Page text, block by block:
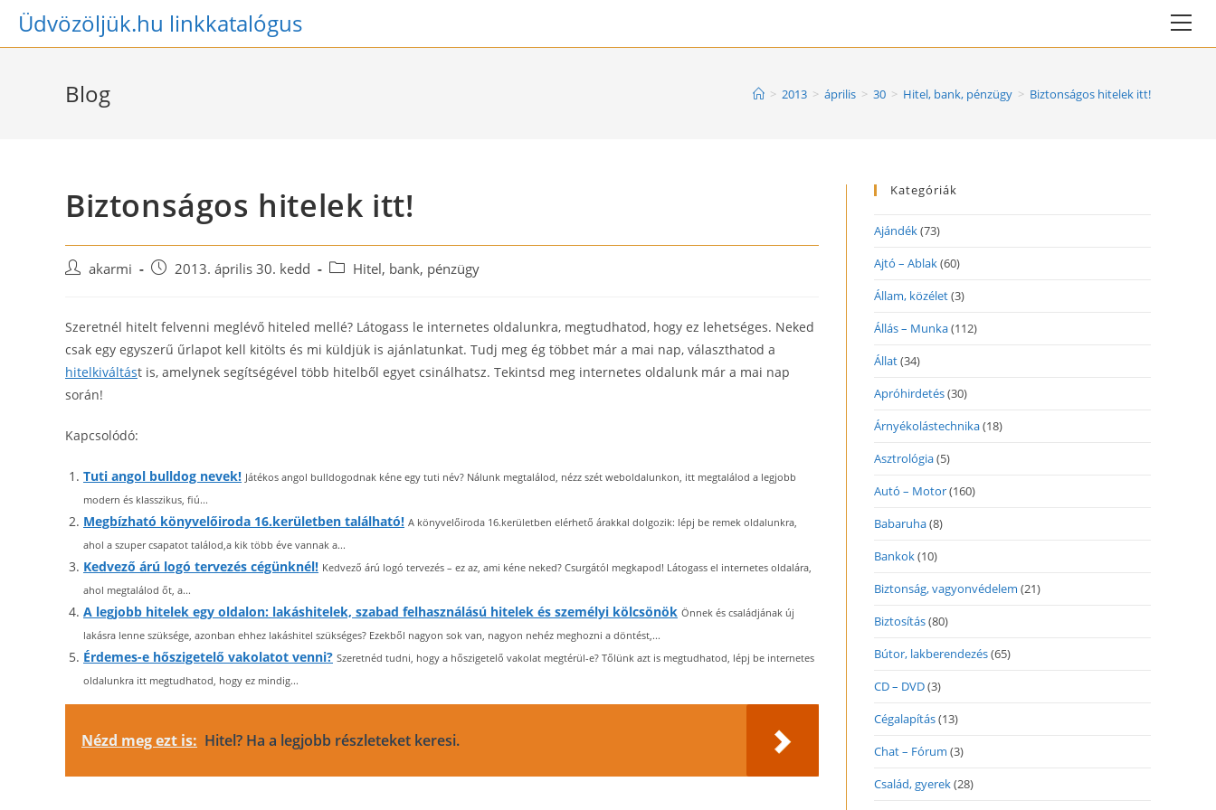
SkipÜdvözöljük.hu linkkatalógus
Blog > 2013 > április > 30 > Hitel, bank, pénzügy > Biztonságos hitelek itt!
Biztonságos hitelek itt!
Postakarmi
Post 2013. április 30. kedd
Post Hitel, bank, pénzügy
Szeretnél hitelt felvenni meglévő hiteled mellé? Látogass le internetes oldalunkra, megtudhatod, hogy ez lehetséges. Neked
csak egy egyszerű űrlapot kell kitölts és mi küldjük is ajánlatunkat. Tudj meg ég többet már a mai nap, választhatod a
hitelkiváltást is, amelynek segítségével több hitelből egyet csinálhatsz. Tekintsd meg internetes oldalunk már a mai nap
során!
Kapcsolódó:
Tuti angol bulldog nevek! Játékos angol bulldogodnak kéne egy tuti név? Nálunk megtalálod, nézz szét weboldalunkon, itt megtalálod a legjobb
modern és klasszikus, fiú...
Megbízható könyvelőiroda 16.kerületben található! A könyvelőiroda 16.kerületben elérhető árakkal dolgozik: lépj be remek oldalunkra,
ahol a szuper csapatot találod,a kik több éve vannak a...
Kedvező árú logó tervezés cégünknél! Kedvező árú logó tervezés – ez az, ami kéne neked? Csurgától megkapod! Látogass el internetes oldalára,
ahol megtalálod őt, a...
A legjobb hitelek egy oldalon: lakáshitelek, szabad felhasználású hitelek és személyi kölcsönök Önnek és családjának új
lakásra lenne szüksége, azonban ehhez lakáshitel szükséges? Ezekből nagyon sok van, nagyon nehéz meghozni a döntést,...
Érdemes-e hőszigetelő vakolatot venni? Szeretnéd tudni, hogy a hőszigetelő vakolat megtérül-e? Tőlünk azt is megtudhatod, lépj be internetes
oldalunkra itt megtudhatod, hogy ez mindig...
Nézd meg ezt is: Hitel? Ha a legjobb részleteket keresi.
Kategóriák
Ajándék(73)
Ajtó – Ablak(60)
Állam, közélet(3)
Állás – Munka(112)
Állat(34)
Apróhirdetés(30)
Árnyékolástechnika(18)
Asztrológia(5)
Autó – Motor(160)
Babaruha(8)
Bankok(10)
Biztonság, vagyonvédelem (21)
Biztosítás(80)
Bútor, lakberendezés(65)
CD – DVD(3)
Cégalapítás(13)
Chat – Fórum (3)
Család, gyerek(28)